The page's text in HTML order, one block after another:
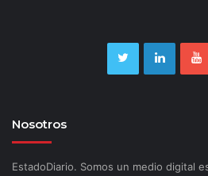
Nosotros
EstadoDiario. Somos un medio digital